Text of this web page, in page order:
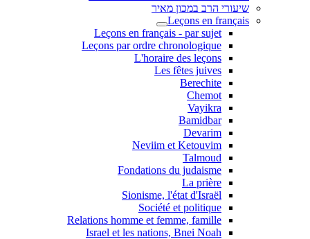
שיעורי הרב במכון מאיר
Leçons en français
Leçons en français - par sujet
Leçons par ordre chronologique
L'horaire des leçons
Les fêtes juives
Berechite
Chemot
Vayikra
Bamidbar
Devarim
Neviim et Ketouvim
Talmoud
Fondations du judaisme
La prière
Sionisme, l'état d'Israël
Société et politique
Relations homme et femme, famille
Israel et les nations, Bnei Noah